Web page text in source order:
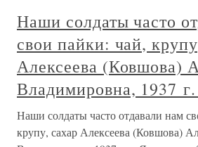
Наши солдаты часто
свои пайки: чай,
Алексеева (Ковшова)
Владимировна, 1937
Наши солдаты часто отдавали нам
крупу, сахар Алексеева (Ковшова)